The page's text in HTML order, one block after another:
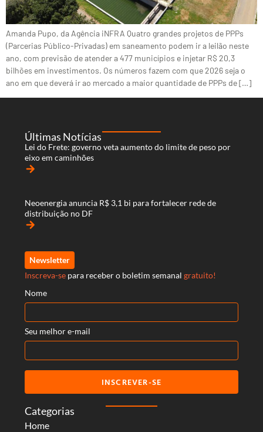
Amanda Pupo, da Agência iNFRA Quatro grandes projetos de PPPs
(Parcerias Público-Privadas) em saneamento podem ir a leilão neste
ano, com previsão de atender a 477 municípios e injetar R$ 20,3
bilhões em investimentos. Os números fazem com que 2026 seja o
ano em que deverá ir ao mercado a maior quantidade de PPPs de […]
Categorias
Home
Últimas Notícias
Lei do Frete: governo veta aumento do limite de peso por
eixo em caminhões
arrow_forward
Neoenergia anuncia R$ 3,1 bi para fortalecer rede de
distribuição no DF
arrow_forward
Newsletter
Inscreva-se para receber o boletim semanal gratuito!
Nome
Seu melhor e-mail
INSCREVER-SE